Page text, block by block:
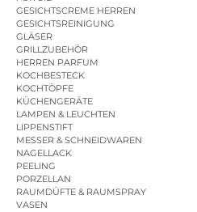
GESICHTSCREME HERREN
GESICHTSREINIGUNG
GLÄSER
GRILLZUBEHÖR
HERREN PARFUM
KOCHBESTECK
KOCHTÖPFE
KÜCHENGERÄTE
LAMPEN & LEUCHTEN
LIPPENSTIFT
MESSER & SCHNEIDWAREN
NAGELLACK
PEELING
PORZELLAN
RAUMDÜFTE & RAUMSPRAY
VASEN